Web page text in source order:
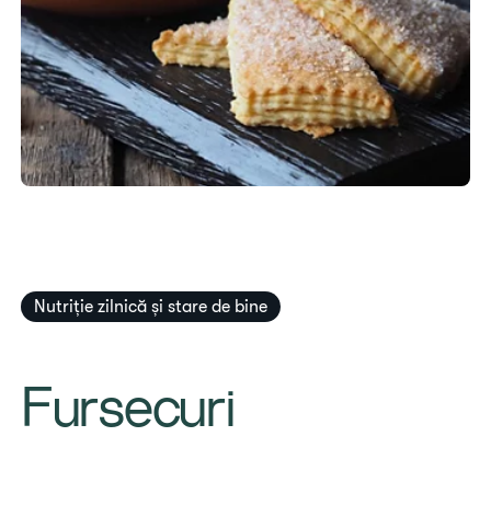
Nutriție zilnică și stare de bine
Fursecuri​